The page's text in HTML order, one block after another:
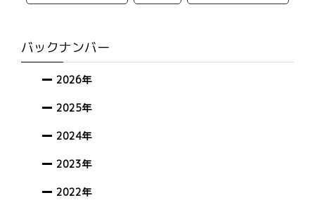
バックナンバー
2026年
2025年
2024年
2023年
2022年